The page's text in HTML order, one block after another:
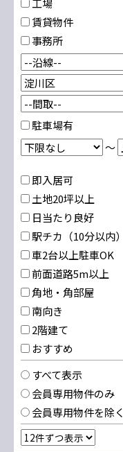
工場
賃貸物件
事務所
駐車場有
～
即入居可
土地20坪以上
日当たり良好
駅チカ（10分以内）
車2台以上駐車OK
前面道路5m以上
角地・角部屋
南向き
2階建て
おすすめ
すべて表示
会員専用物件のみ
会員専用物件を除く